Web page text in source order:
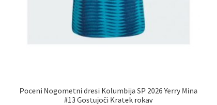
Poceni Nogometni dresi Kolumbija SP 2026 Yerry Mina
#13 Gostujoči Kratek rokav